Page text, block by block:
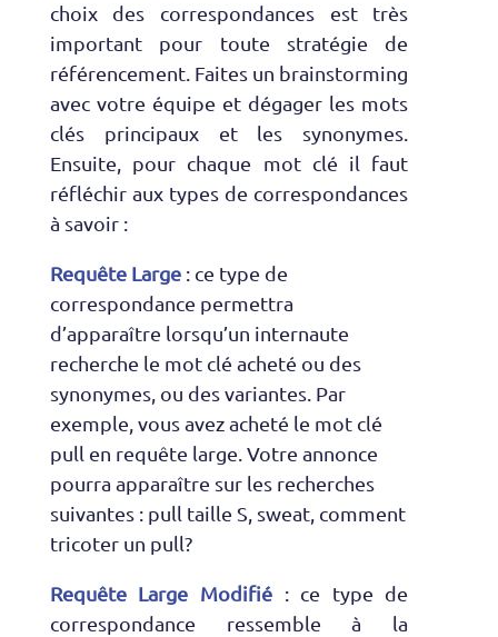
choix des correspondances est très
important pour toute stratégie de
référencement. Faites un brainstorming
avec votre équipe et dégager les mots
clés principaux et les synonymes.
Ensuite, pour chaque mot clé il faut
réfléchir aux types de correspondances
à savoir :
Requête Large: ce type de
correspondance permettra
d’apparaître lorsqu’un internaute
recherche le mot clé acheté ou des
synonymes, ou des variantes. Par
exemple, vous avez acheté le mot clé
pull en requête large. Votre annonce
pourra apparaître sur les recherches
suivantes : pull taille S, sweat, comment
tricoter un pull?
Requête Large Modifié: ce type de
correspondance ressemble à la